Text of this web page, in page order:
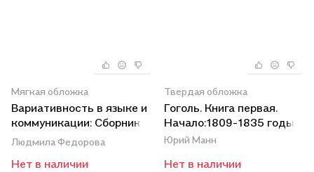
Мягкая обложка
Вариативность в языке и
коммуникации: Сборник
статей
Людмила Федорова
Нет в наличии
Твердая обложка
Гоголь. Книга первая.
Начало:1809-1835 годы
Юрий Манн
Нет в наличии